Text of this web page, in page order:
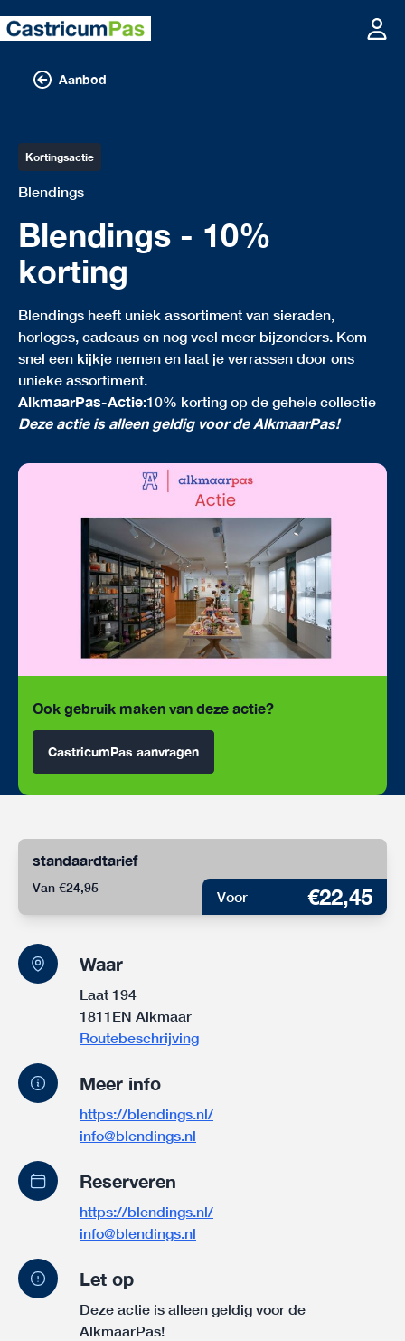
Aanbod
Kortingsactie
Blendings
Blendings - 10%
korting
Blendings heeft uniek assortiment van sieraden,
horloges, cadeaus en nog veel meer bijzonders. Kom
snel een kijkje nemen en laat je verrassen door ons
unieke assortiment.
AlkmaarPas-Actie:10% korting op de gehele collectie
Deze actie is alleen geldig voor de AlkmaarPas!
Ook gebruik maken van deze actie?
CastricumPas aanvragen
standaardtarief
Van €24,95
Voor €22,45
Waar
Laat 194
1811EN Alkmaar
Routebeschrijving
Meer info
https://blendings.nl/
info@blendings.nl
Reserveren
https://blendings.nl/
info@blendings.nl
Let op
Deze actie is alleen geldig voor de
AlkmaarPas!